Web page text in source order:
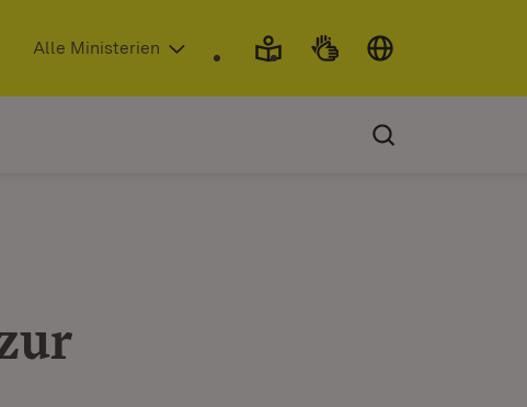
in neuem Fenster)
Alle Ministerien